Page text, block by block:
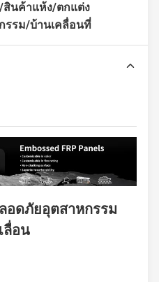
สินค้าแห้ง/ตกแต่ง
รรม/บ้านเคลื่อนที่
อดภัยอุตสาหกรรม
ลื่อน